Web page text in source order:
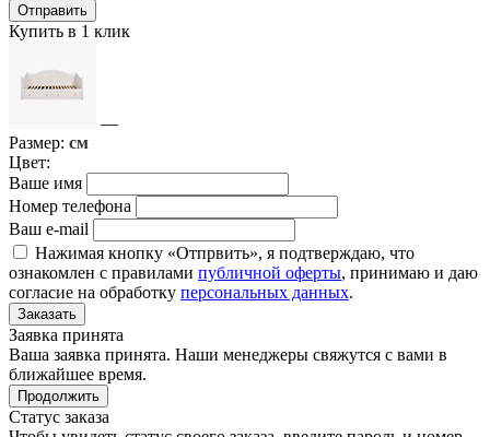
Отправить
Купить в 1 клик
—
Размер: см
Цвет:
Ваше имя
Номер телефона
Ваш e-mail
Нажимая кнопку «Отпрвить», я подтверждаю, что
ознакомлен с правилами публичной оферты, принимаю и даю
согласие на обработку персональных данных.
Заказать
Заявка принята
Ваша заявка принята. Наши менеджеры свяжутся с вами в
ближайшее время.
Продолжить
Статус заказа